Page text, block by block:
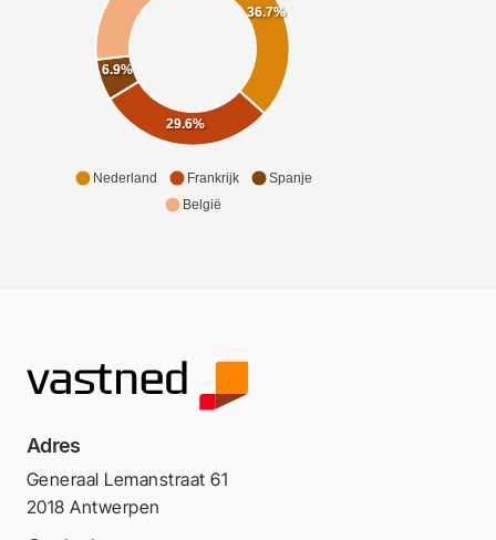
36.7%
29.6%
6.9%
Nederland Frankrijk
Spanje
België
Adres
Generaal Lemanstraat 61
2018 Antwerpen